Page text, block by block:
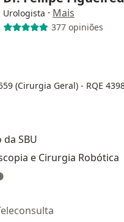
Urologista · Mais
377 opiniões
(Cirurgia Geral) - RQE
SBU
e Cirurgia Robótica